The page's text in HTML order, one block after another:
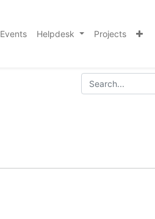
Events Helpdesk Projects